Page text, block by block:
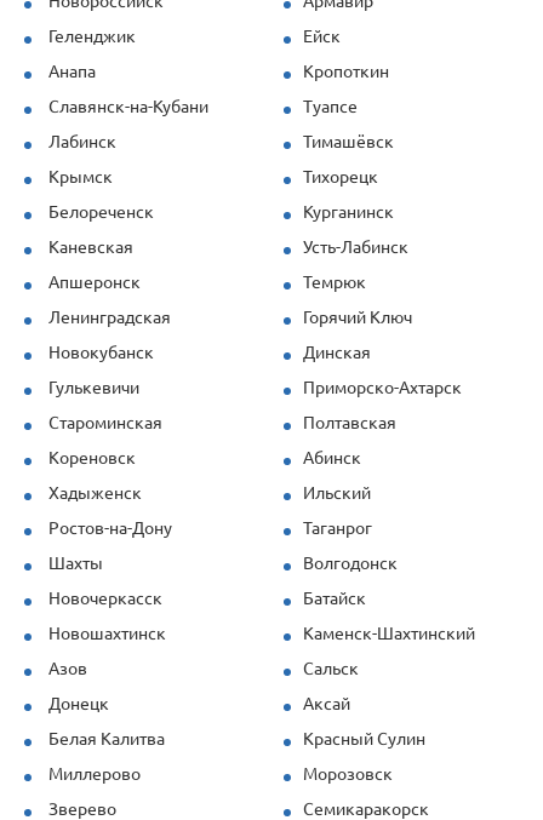
Продукция (опалубка перекрытий и
стеновая) показала себя отлично даже
Геленджик
Ейск
Анапа
Кропоткин
Славянск-на-Кубани
Туапсе
Лабинск
Тимашёвск
Крымск
Тихорецк
Белореченск
Курганинск
Каневская
Усть-Лабинск
Апшеронск
Темрюк
Ленинградская
Горячий Ключ
Новокубанск
Динская
Гулькевичи
Приморско-Ахтарск
Староминская
Полтавская
Кореновск
Абинск
Хадыженск
Ильский
Ростов-на-Дону
Таганрог
Шахты
Волгодонск
Новочеркасск
Батайск
Новошахтинск
Каменск-Шахтинский
Азов
Сальск
Донецк
Аксай
Белая Калитва
Красный Сулин
Миллерово
Морозовск
Зверево
Семикаракорск